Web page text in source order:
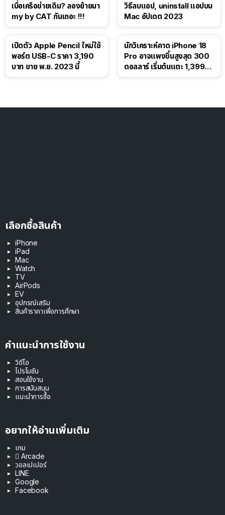
เบื่อเครือข่ายเดิม? ลองย้ายมา
my by CAT กันเถอะ !!!
วิธีลบแอป, uninstall แอปบน
Mac อัปเดต 2023
เปิดตัว Apple Pencil ใหม่ใช้
พอร์ต USB-C ราคา 3,190
บาท ขาย พ.ย. 2023 นี้
นักวิเคราะห์คาด iPhone 18
Pro อาจแพงขึ้นสูงสุด 300
ดอลลาร์ เริ่มต้นแตะ 1,399
เลือกซื้อสินค้า
iPhone
iPad
Mac
Watch
TV
AirPods
EV
อุปกรณ์เสริม
สินค้าราคาเพื่อการศึกษา
คำแนะนำการใช้งาน
วิดีโอ
โปรโมชัน
สอนใช้งาน
การสนับสนุน
แนะนำการซื้อ
อยากให้อ่านเพิ่มเติม
เกม
 Arcade
วอลเปเปอร์
LINE
Google
Facebook